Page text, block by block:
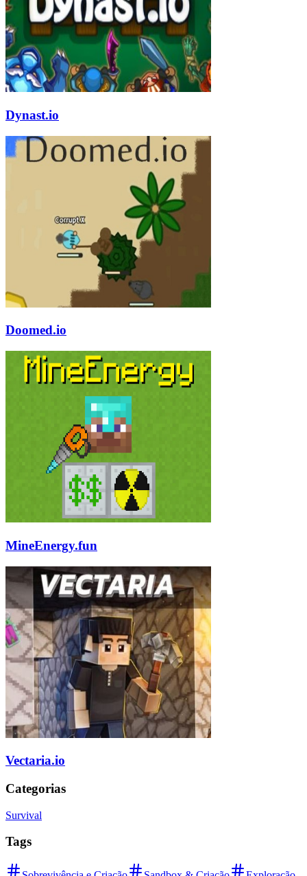
Dynast.io
Doomed.io
MineEnergy.fun
Vectaria.io
Categorias
Survival
Tags